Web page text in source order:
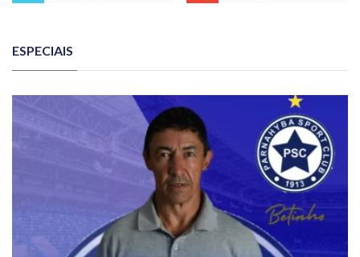
ESPECIAIS